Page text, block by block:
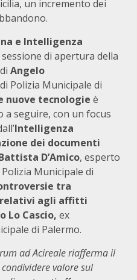
un incremento dei
e Intelligenza
di apertura della
Angelo
Polizia Municipale di
nuove tecnologie è
a seguire, con un focus
Intelligenza
dei documenti
D’Amico, esperto
Municipale di
tra
relativi agli affitti
Lo Cascio, ex
di Palermo.
ad Acireale riafferma il
valore sul